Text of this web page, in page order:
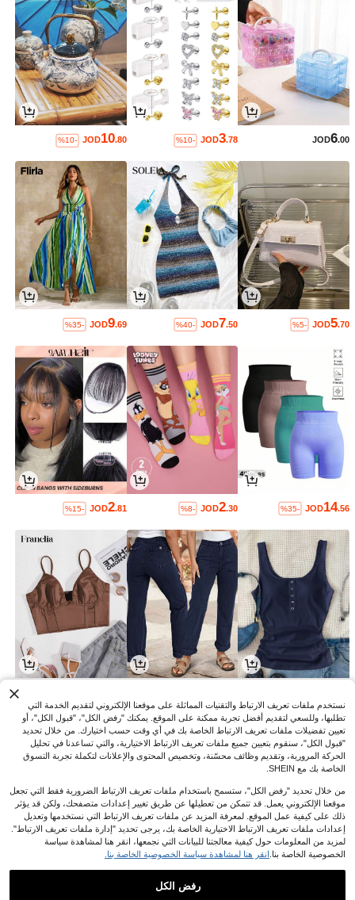
JOD6.00
JOD3.78
%10-
JOD10.80
%10-
JOD5.70
%5-
JOD7.50
%40-
JOD9.69
%35-
JOD14.56
%35-
JOD2.30
%8-
JOD2.81
%15-
1
6
11
نستخدم ملفات تعريف الارتباط والتقنيات المماثلة على موقعنا الإلكتروني لتقديم الخدمة التي
تطلبها، وللسعي لتقديم أفضل تجربة ممكنة على الموقع. يمكنك "رفض الكل"، "قبول الكل"، أو
تعيين تفضيلات ملفات تعريف الارتباط الخاصة بك في أي وقت حسب اختيارك. من خلال تحديد
"قبول الكل"، سنقوم بتعيين جميع ملفات تعريف الارتباط الاختيارية، والتي تساعدنا في تحليل
الحركة المرورية، وتقديم وظائف محسّنة، وتخصيص المحتوى والإعلانات لتكملة تجربة التسوق
الخاصة بك مع SHEIN.
من خلال تحديد "رفض الكل"، ستسمح باستخدام ملفات تعريف الارتباط الضرورية فقط التي تجعل
موقعنا الإلكتروني يعمل. قد تتمكن من تعطيلها عن طريق تغيير إعدادات متصفحك، ولكن قد يؤثر
ذلك على كيفية عمل الموقع. لمعرفة المزيد عن ملفات تعريف الارتباط التي نستخدمها وتعديل
إعدادات ملفات تعريف الارتباط الاختيارية الخاصة بك، يرجى تحديد "إدارة ملفات تعريف الارتباط".
لمزيد من المعلومات حول كيفية معالجتنا للبيانات التي نجمعها، انقر هنا لمشاهدة سياسة
الخصوصية الخاصة بنا. انقر هنا لمشاهدة سياسة الخصوصية الخاصة بنا.
رفض الكل